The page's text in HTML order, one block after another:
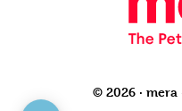
© 2026 ·